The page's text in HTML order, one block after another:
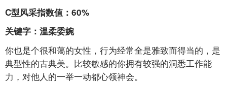
C型风采指数值：60%
关键字：溫柔委婉
你也是个很和蔼的女性，行为经常全是雅致而得当的，是
典型性的古典美。比较敏感的你拥有较强的洞悉工作能
力，对他人的一举一动都心领神会。